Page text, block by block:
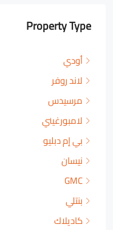
Property Type
أودي
لاند روفر
مرسيدس
لامبورغيني
بي إم دبليو
نيسان
GMC
بنتلي
كاديلاك